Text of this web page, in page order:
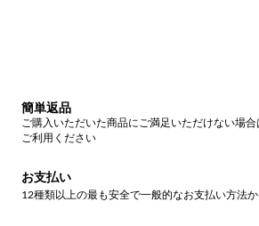
簡単返品
ご購入いただいた商品にご満足いただけない場
ご利用ください
お支払い
12種類以上の最も安全で一般的なお支払い方法か